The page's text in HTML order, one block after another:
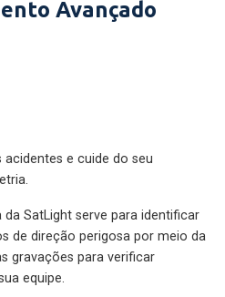
Avançado
acidentes e cuide do seu
SatLight serve para identificar
de direção perigosa por meio da
gravações para verificar
equipe.